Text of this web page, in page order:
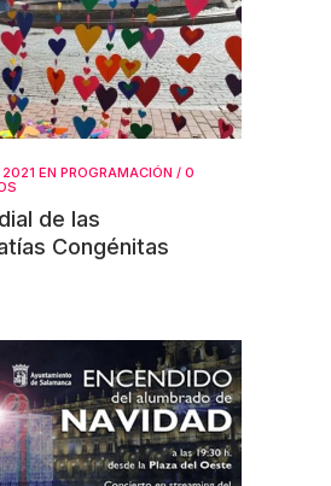
2021 EN PROGRAMACIÓN / 0
de las
Congénitas